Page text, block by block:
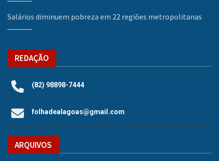
Salários diminuem pobreza em 22 regiões metropolitanas
REDAÇÃO
(82) 98898-7444
folhadealagoas@gmail.com
ARQUIVOS